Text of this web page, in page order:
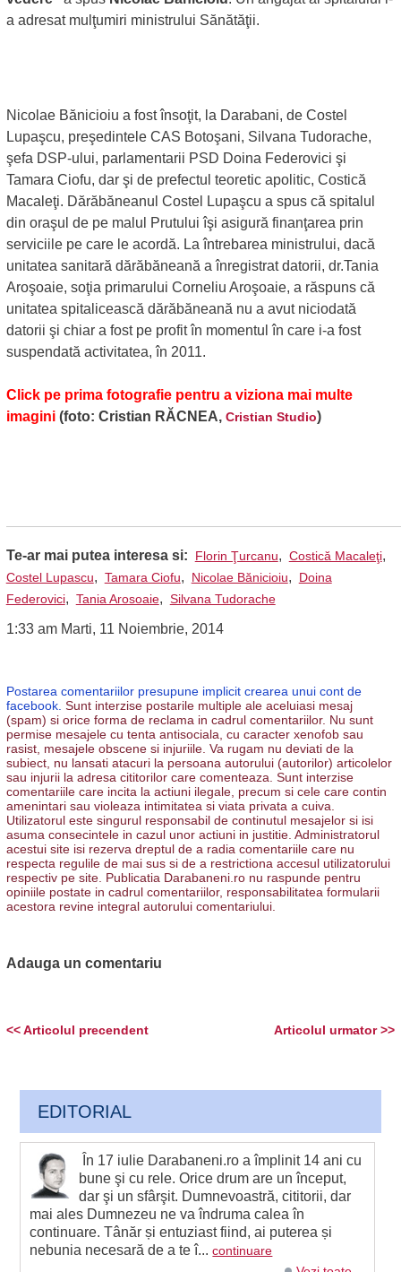
a adresat mulţumiri ministrului Sănătăţii.
Nicolae Bănicioiu a fost însoţit, la Darabani, de Costel
Lupaşcu, preşedintele CAS Botoşani, Silvana Tudorache,
şefa DSP-ului, parlamentarii PSD Doina Federovici şi
Tamara Ciofu, dar şi de prefectul teoretic apolitic, Costică
Macaleţi. Dărăbăneanul Costel Lupaşcu a spus că spitalul
din oraşul de pe malul Prutului îşi asigură finanţarea prin
serviciile pe care le acordă. La întrebarea ministrului, dacă
unitatea sanitară dărăbăneană a înregistrat datorii, dr.Tania
Aroşoaie, soţia primarului Corneliu Aroşoaie, a răspuns că
unitatea spitalicească dărăbăneană nu a avut niciodată
datorii şi chiar a fost pe profit în momentul în care i-a fost
suspendată activitatea, în 2011.
Click pe prima fotografie pentru a viziona mai multe
imagini (foto: Cristian RĂCNEA, Cristian Studio)
Te-ar mai putea interesa si: Florin Ţurcanu, Costică Macaleţi,
Costel Lupascu, Tamara Ciofu, Nicolae Bănicioiu,
Doina
Federovici, Tania Arosoaie, Silvana Tudorache
1:33 am Marti, 11 Noiembrie, 2014
Postarea comentariilor presupune implicit crearea unui cont de
facebook. Sunt interzise postarile multiple ale aceluiasi mesaj
(spam) si orice forma de reclama in cadrul comentariilor. Nu sunt
permise mesajele cu tenta antisociala, cu caracter xenofob sau
rasist, mesajele obscene si injuriile. Va rugam nu deviati de la
subiect, nu lansati atacuri la persoana autorului (autorilor) articolelor
sau injurii la adresa cititorilor care comenteaza. Sunt interzise
comentariile care incita la actiuni ilegale, precum si cele care contin
amenintari sau violeaza intimitatea si viata privata a cuiva.
Utilizatorul este singurul responsabil de continutul mesajelor si isi
asuma consecintele in cazul unor actiuni in justitie. Administratorul
acestui site isi rezerva dreptul de a radia comentariile care nu
respecta regulile de mai sus si de a restrictiona accesul utilizatorului
respectiv pe site. Publicatia Darabaneni.ro nu raspunde pentru
opiniile postate in cadrul comentariilor, responsabilitatea formularii
acestora revine integral autorului comentariului.
Adauga un comentariu
Articolul urmator >>
<< Articolul precendent
EDITORIAL
În 17 iulie Darabaneni.ro a împlinit 14 ani cu
bune şi cu rele. Orice drum are un început,
dar şi un sfârşit. Dumnevoastră, cititorii, dar
mai ales Dumnezeu ne va îndruma calea în
continuare. Tânăr și entuziast fiind, ai puterea și
nebunia necesară de a te î...continuare